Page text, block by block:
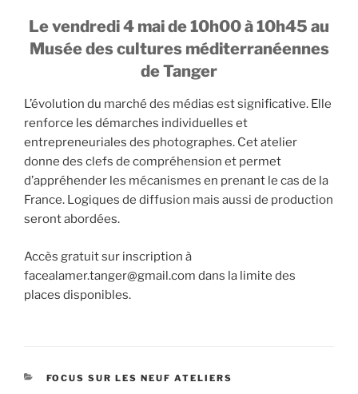
Le vendredi 4 mai de 10h00 à 10h45 au
Musée des cultures méditerranéennes
de Tanger
L’évolution du marché des médias est significative. Elle
renforce les démarches individuelles et
entrepreneuriales des photographes. Cet atelier
donne des clefs de compréhension et permet
d’appréhender les mécanismes en prenant le cas de la
France. Logiques de diffusion mais aussi de production
seront abordées.
Accès gratuit sur inscription à
facealamer.tanger@gmail.com dans la limite des
places disponibles.
CATÉGORIES
FOCUS SUR LES NEUF ATELIERS